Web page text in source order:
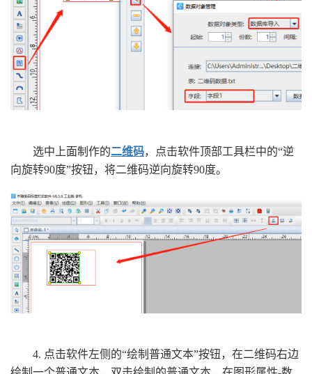
选中上面制作的二维码，点击软件顶部工具栏中的“逆
向旋转90度”按钮，将二维码逆向旋转90度。
4. 点击软件左侧的“绘制普通文本”按钮，在二维码右边